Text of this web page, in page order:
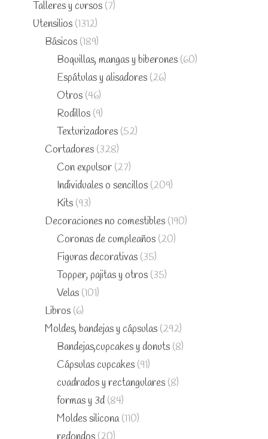
Talleres y cursos (7)
Utensilios (1312)
Básicos (189)
Boquillas, mangas y biberones (60)
Espátulas y alisadores (26)
Otros (46)
Rodillos (9)
Texturizadores (52)
Cortadores (328)
Con expulsor (27)
Individuales o sencillos (209)
Kits (93)
Decoraciones no comestibles (190)
Coronas de cumpleaños (20)
Figuras decorativas (35)
Topper, pajitas y otros (35)
Velas (101)
Libros (6)
Moldes, bandejas y cápsulas (292)
Bandejas,cupcakes y donuts (8)
Cápsulas cupcakes (91)
cuadrados y rectangulares (8)
formas y 3d (84)
Moldes silicona (110)